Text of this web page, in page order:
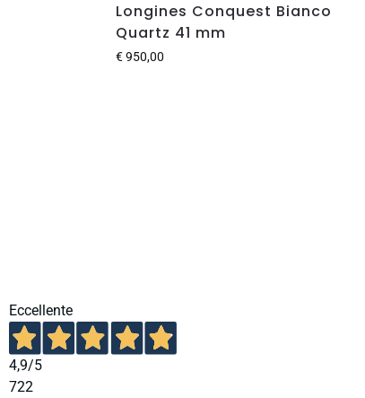
Longines Conquest Bianco
Quartz 41 mm
€950,00
Eccellente
4,9/5
722